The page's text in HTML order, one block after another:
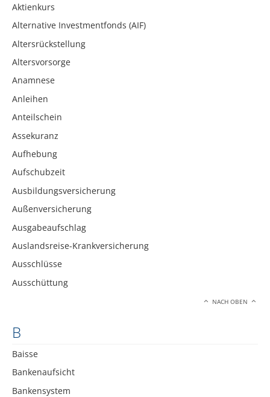
Aktienkurs
Alternative Investmentfonds (AIF)
Altersrückstellung
Altersvorsorge
Anamnese
Anleihen
Anteilschein
Assekuranz
Aufhebung
Aufschubzeit
Ausbildungsversicherung
Außenversicherung
Ausgabeaufschlag
Auslandsreise-Krankversicherung
Ausschlüsse
Ausschüttung
NACH OBEN
B
Baisse
Bankenaufsicht
Bankensystem